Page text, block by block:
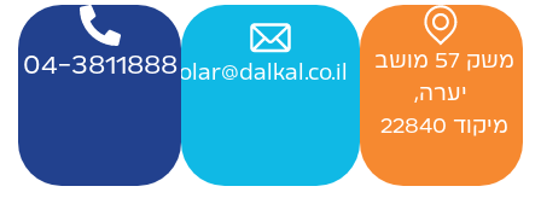
‬משק‭ ‬57‭ ‬מושב‭ ‬
יערה,
‬מיקוד 22840 ‭
Officesolar@dalkal.co.il
04-3811888